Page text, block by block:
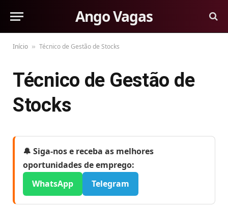
Ango Vagas
Início » Técnico de Gestão de Stocks
Técnico de Gestão de
Stocks
🔔 Siga-nos e receba as melhores
oportunidades de emprego:
WhatsApp
Telegram